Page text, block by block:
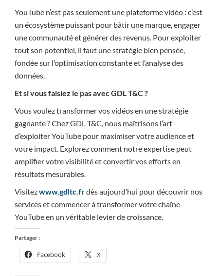
YouTube n’est pas seulement une plateforme vidéo : c’est
un écosystème puissant pour bâtir une marque, engager
une communauté et générer des revenus. Pour exploiter
tout son potentiel, il faut une stratégie bien pensée,
fondée sur l’optimisation constante et l’analyse des
données.
Et si vous faisiez le pas avec GDL T&C ?
Vous voulez transformer vos vidéos en une stratégie
gagnante ? Chez GDL T&C, nous maîtrisons l’art
d’exploiter YouTube pour maximiser votre audience et
votre impact. Explorez comment notre expertise peut
amplifier votre visibilité et convertir vos efforts en
résultats mesurables.
Visitezwww.gdltc.frdès aujourd’hui pour découvrir nos
services et commencer à transformer votre chaîne
YouTube en un véritable levier de croissance.
Partager :
Facebook X